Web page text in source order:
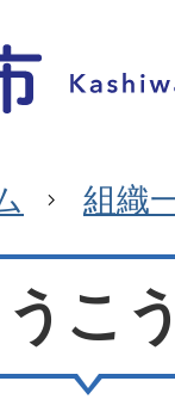
組織
こ